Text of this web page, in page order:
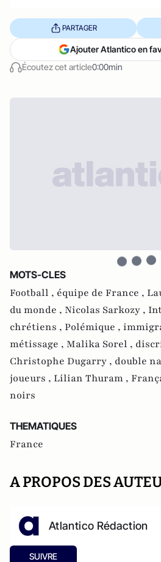
Écoutez cet article0:00min
PARTAGER
Ajouter Atlantico en
MOTS-CLES
Football , équipe de France ,
du monde , Nicolas Sarkozy ,
chrétiens , Polémique ,
métissage , Malika Sorel ,
Christophe Dugarry , double
joueurs , Lilian Thuram ,
noirs
THEMATIQUES
France
A PROPOS DES
Atlantico Rédaction
SUIVRE